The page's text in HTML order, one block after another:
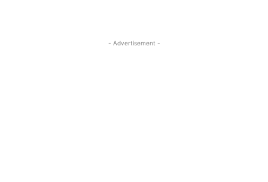
- Advertisement -